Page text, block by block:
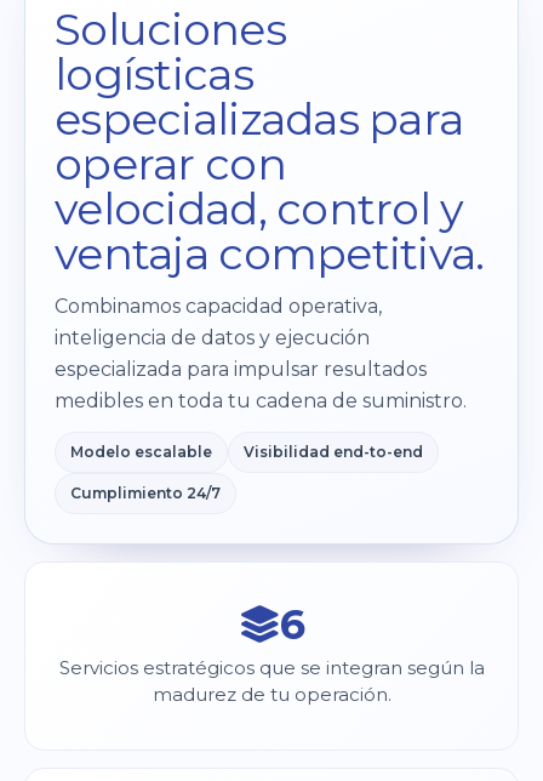
Soluciones
logísticas
especializadas para
operar con
velocidad, control y
ventaja competitiva.
Combinamos capacidad operativa,
inteligencia de datos y ejecución
especializada para impulsar resultados
medibles en toda tu cadena de suministro.
Modelo escalable Visibilidad end-to-end
Cumplimiento 24/7
6
Servicios estratégicos que se integran según la
madurez de tu operación.